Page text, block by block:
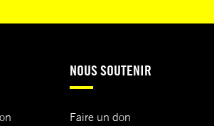
NOUS SOUTENIR
Faire un don